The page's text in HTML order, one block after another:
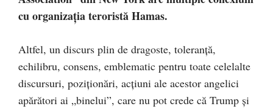
cu organizaţia teroristă Hamas.
Altfel, un discurs plin de dragoste, toleranţă,
echilibru, consens, emblematic pentru toate celelalte
discursuri, poziţionări, acţiuni ale acestor angelici
apărători ai „binelui”, care nu pot crede că Trump şi